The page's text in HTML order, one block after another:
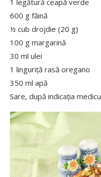
1 legătură ceapă verde
600 g făină
½ cub drojdie (20 g)
100 g margarină
30 ml ulei
1 linguriță rasă oregano
350 ml apă
Sare, după indicația